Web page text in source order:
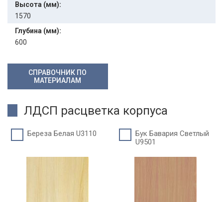
Высота (мм):
1570
Глубина (мм):
600
СПРАВОЧНИК ПО
МАТЕРИАЛАМ
ЛДСП расцветка корпуса
Береза Белая U3110
Бук Бавария Светлый
U9501